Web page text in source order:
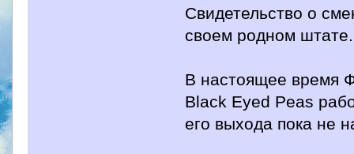
Свидетельство о
своем родном штате.
В настоящее время
Black Eyed Peas
его выхода пока не